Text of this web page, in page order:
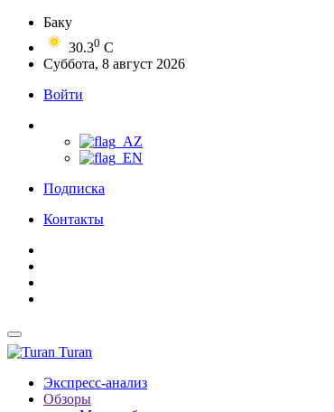
Баку
30.30 C
Суббота, 8 август 2026
Войти
Подписка
Контакты
Turan
Экспресс-анализ
Обзоры